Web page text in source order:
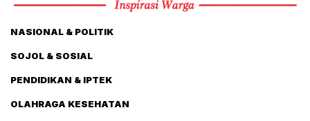
NASIONAL & POLITIK
SOJOL & SOSIAL
PENDIDIKAN & IPTEK
OLAHRAGA KESEHATAN